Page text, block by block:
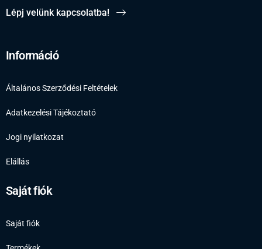
Lépj velünk kapcsolatba!
Információ
Általános Szerződési Feltételek
Adatkezelési Tájékoztató
Jogi nyilatkozat
Elállás
Saját fiók
Saját fiók